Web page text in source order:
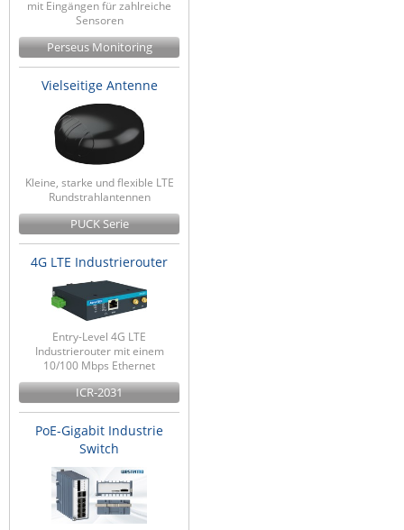
mit Eingängen für zahlreiche
Sensoren
Perseus Monitoring
Vielseitige Antenne
Kleine, starke und flexible LTE
Rundstrahlantennen
PUCK Serie
4G LTE Industrierouter
Entry-Level 4G LTE
Industrierouter mit einem
10/100 Mbps Ethernet
ICR-2031
PoE-Gigabit Industrie
Switch